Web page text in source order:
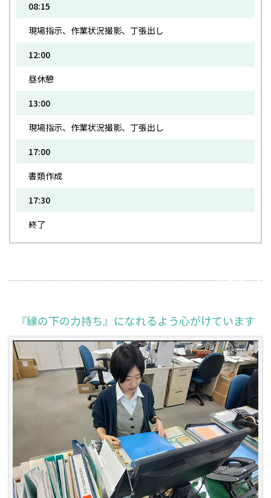
08:15
現場指示、作業状況撮影、丁張出し
12:00
昼休憩
13:00
現場指示、作業状況撮影、丁張出し
17:00
書類作成
17:30
終了
2026年6月18日
『縁の下の力持ち』になれるよう心がけています